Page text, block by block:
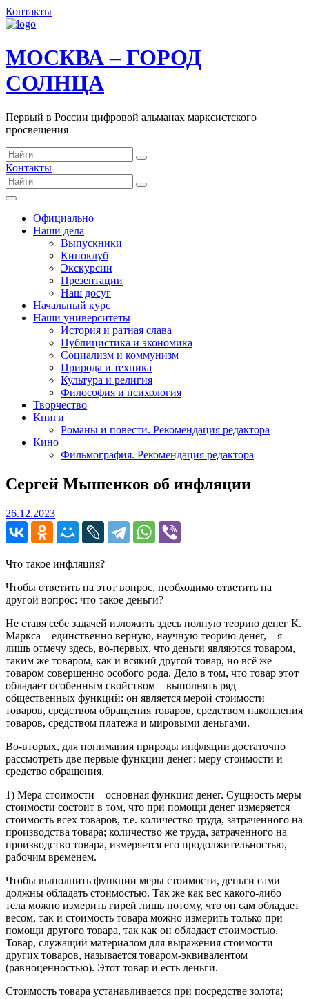
Контакты
МОСКВА – ГОРОД
СОЛНЦА
Первый в России цифровой альманах марксистского
просвещения
Контакты
Официально
Наши дела
Выпускники
Киноклуб
Экскурсии
Презентации
Наш досуг
Начальный курс
Наши университеты
История и ратная слава
Публицистика и экономика
Социализм и коммунизм
Природа и техника
Культура и религия
Философия и психология
Творчество
Книги
Романы и повести. Рекомендация редактора
Кино
Фильмография. Рекомендация редактора
Сергей Мышенков об инфляции
26.12.202326.12.2023
Что такое инфляция?
Чтобы ответить на этот вопрос, необходимо ответить на
другой вопрос: что такое деньги?
Не ставя себе задачей изложить здесь полную теорию денег К.
Маркса – единственно верную, научную теорию денег, – я
лишь отмечу здесь, во-первых, что деньги являются товаром,
таким же товаром, как и всякий другой товар, но всё же
товаром совершенно особого рода. Дело в том, что товар этот
обладает особенным свойством – выполнять ряд
общественных функций: он является мерой стоимости
товаров, средством обращения товаров, средством накопления
товаров, средством платежа и мировыми деньгами.
Во-вторых, для понимания природы инфляции достаточно
рассмотреть две первые функции денег: меру стоимости и
средство обращения.
1) Мера стоимости – основная функция денег. Сущность меры
стоимости состоит в том, что при помощи денег измеряется
стоимость всех товаров, т.е. количество труда, затраченного на
производства товара; количество же труда, затраченного на
производство товара, измеряется его продолжительностью,
рабочим временем.
Чтобы выполнить функции меры стоимости, деньги сами
должны обладать стоимостью. Так же как вес какого-либо
тела можно измерить гирей лишь потому, что он сам обладает
весом, так и стоимость товара можно измерить только при
помощи другого товара, так как он обладает стоимостью.
Товар, служащий материалом для выражения стоимости
других товаров, называется товаром-эквивалентом
(равноценностью). Этот товар и есть деньги.
Стоимость товара устанавливается при посредстве золота;